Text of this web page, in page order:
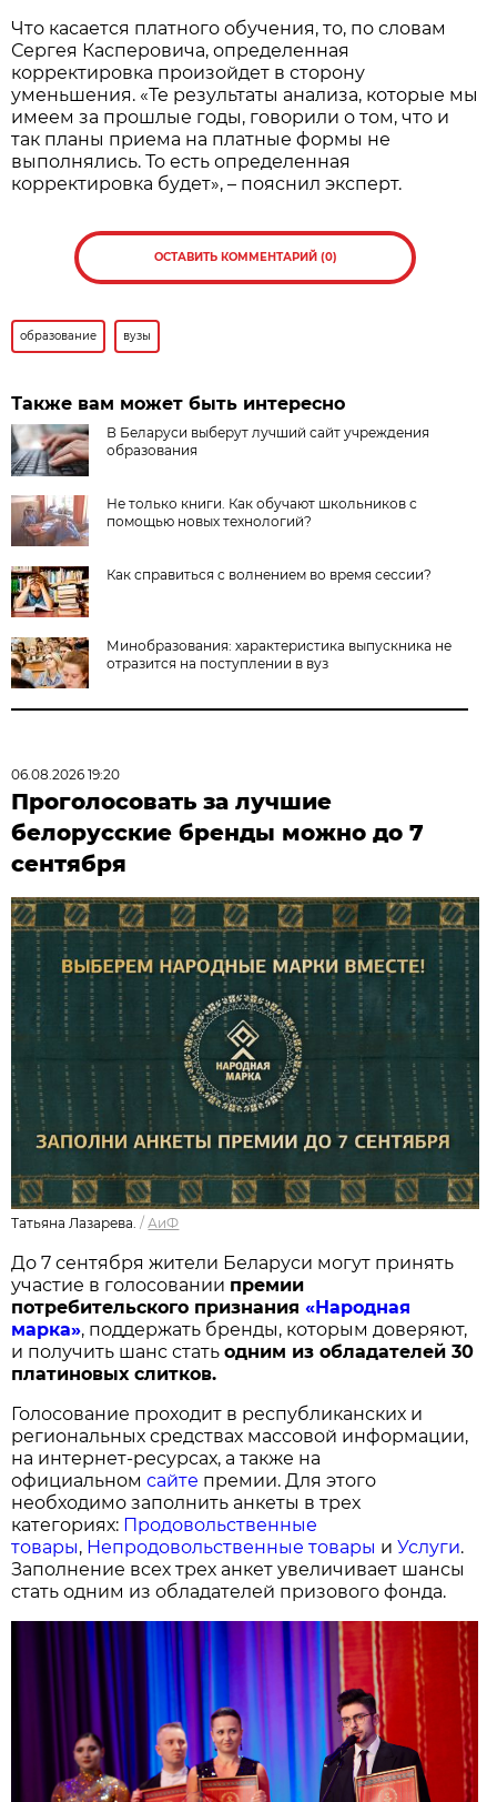
Что касается платного обучения, то, по словам
Сергея Касперовича, определенная
корректировка произойдет в сторону
уменьшения. «Те результаты анализа, которые мы
имеем за прошлые годы, говорили о том, что и
так планы приема на платные формы не
выполнялись. То есть определенная
корректировка будет», – пояснил эксперт.
ОСТАВИТЬ КОММЕНТАРИЙ (0)
образование вузы
Также вам может быть интересно
В Беларуси выберут лучший сайт учреждения
образования
Не только книги. Как обучают школьников с
помощью новых технологий?
Как справиться с волнением во время сессии?
Минобразования: характеристика выпускника не
отразится на поступлении в вуз
06.08.2026 19:20
Проголосовать за лучшие
белорусские бренды можно до 7
сентября
Татьяна Лазарева. /АиФ
До 7 сентября жители Беларуси могут принять
участие в голосовании премии
потребительского признания«Народная
марка», поддержать бренды, которым доверяют,
и получить шанс статьодним из обладателей 30
платиновых слитков.
Голосование проходит в республиканских и
региональных средствах массовой информации,
на интернет-ресурсах, а также на
официальномсайте премии. Для этого
необходимо заполнить анкеты в трех
категориях: Продовольственные
товары, Непродовольственные товары иУслуги.
Заполнение всех трех анкет увеличивает шансы
стать одним из обладателей призового фонда.